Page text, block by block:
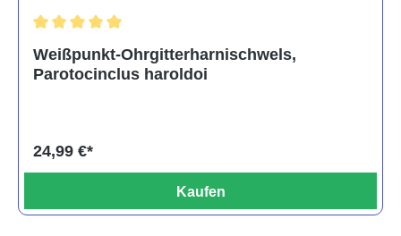
Weißpunkt-Ohrgitterharnischwels,
Parotocinclus haroldoi
24,99 €*
Kaufen